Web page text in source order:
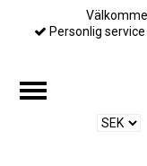
Personlig service